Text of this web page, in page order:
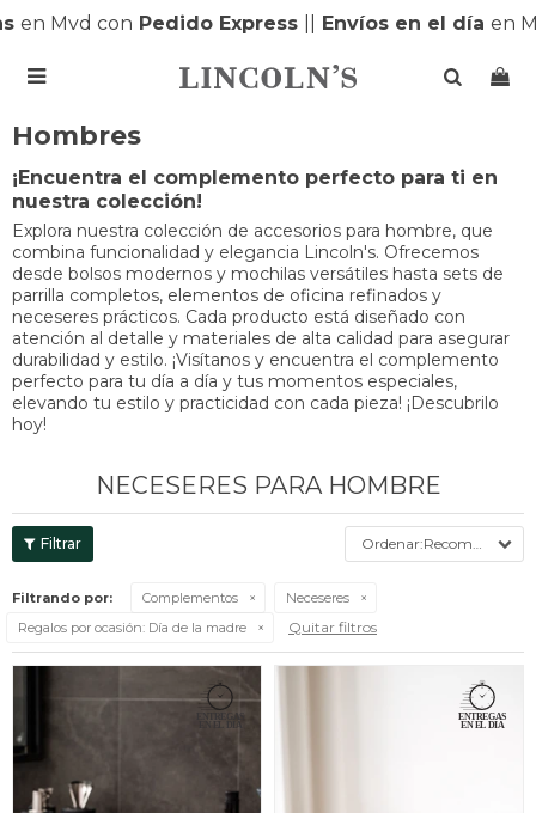
en Mvd conPedido Express|| Envíos en el díaen

Hombres
¡Encuentra el complemento perfecto para ti en
nuestra colección!
Explora nuestra colección de accesorios para hombre, que
combina funcionalidad y elegancia Lincoln's. Ofrecemos
desde bolsos modernos y mochilas versátiles hasta sets de
parrilla completos, elementos de oficina refinados y
neceseres prácticos. Cada producto está diseñado con
atención al detalle y materiales de alta calidad para asegurar
durabilidad y estilo. ¡Visítanos y encuentra el complemento
perfecto para tu día a día y tus momentos especiales,
elevando tu estilo y practicidad con cada pieza! ¡Descubrilo
hoy!
NECESERES PARA HOMBRE
Recomendados
Filtrando por: Complementos
Neceseres
Regalos por ocasión: Día de la madre Quitar filtros